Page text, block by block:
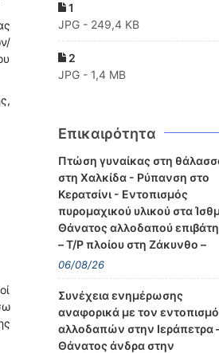
1
JPG - 249,4 KB
2
JPG - 1,4 MB
Επικαιρότητα
Πτώση γυναίκας στη
στη Χαλκίδα - Ρύπανση στο
Κερατσίνι - Εντοπισμός
πυρομαχικού υλικού στα
Θάνατος αλλοδαπού
– Τ/Ρ πλοίου στη Ζάκυνθο –
06/08/26
Συνέχεια ενημέρωσης
αναφορικά με τον
αλλοδαπών στην Ιεράπετρα
Θάνατος άνδρα στην